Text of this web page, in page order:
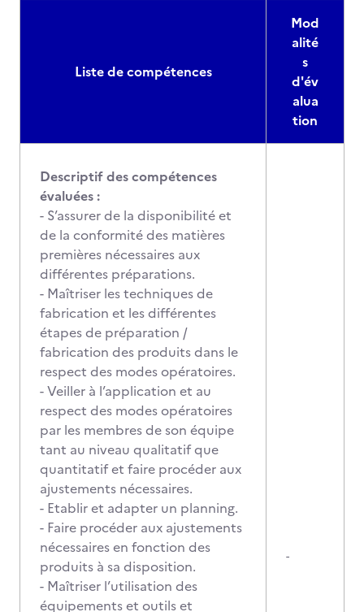
Liste de compétences
Mod
alité
s
d'év
alua
tion
Descriptif des compétences
évaluées :
- S’assurer de la disponibilité et
de la conformité des matières
premières nécessaires aux
différentes préparations.
- Maîtriser les techniques de
fabrication et les différentes
étapes de préparation /
fabrication des produits dans le
respect des modes opératoires.
- Veiller à l’application et au
respect des modes opératoires
par les membres de son équipe
tant au niveau qualitatif que
quantitatif et faire procéder aux
ajustements nécessaires.
- Etablir et adapter un planning.
- Faire procéder aux ajustements
nécessaires en fonction des
produits à sa disposition.
- Maîtriser l’utilisation des
équipements et outils et
-